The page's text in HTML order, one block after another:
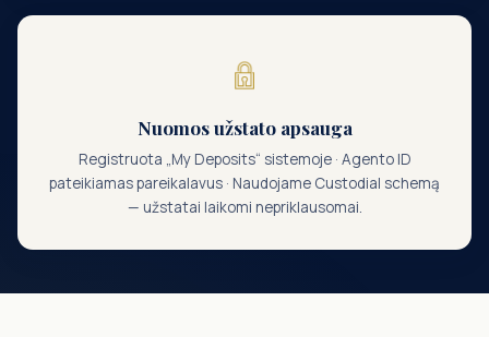
Nuomos užstato apsauga
Registruota „My Deposits“ sistemoje · Agento ID
pateikiamas pareikalavus · Naudojame Custodial schemą
— užstatai laikomi nepriklausomai.